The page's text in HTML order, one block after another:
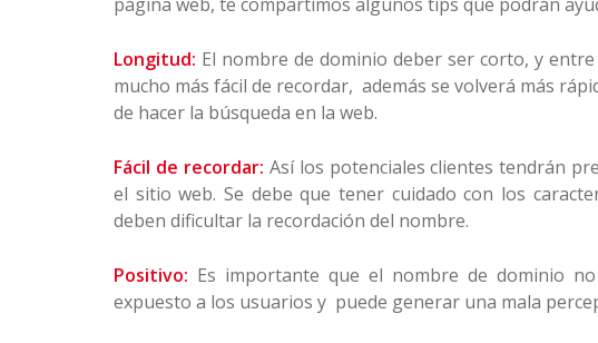
Longitud: El nombre de dominio deber ser corto, y
mucho más fácil de recordar, además se volverá más
de hacer la búsqueda en la web.
Fácil de recordar: Así los potenciales clientes tendrán
el sitio web. Se debe que tener cuidado con los
deben dificultar la recordación del nombre.
Positivo: Es importante que el nombre de dominio
expuesto a los usuarios y puede generar una mala